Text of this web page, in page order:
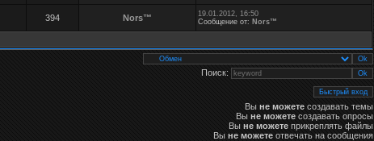
394 Nors™
19.01.2012, 16:50
Сообщение от: Nors™
Поиск:
Вы не можете создавать темы
Вы не можете создавать опросы
Вы не можете прикреплять файлы
Вы не можете отвечать на сообщения